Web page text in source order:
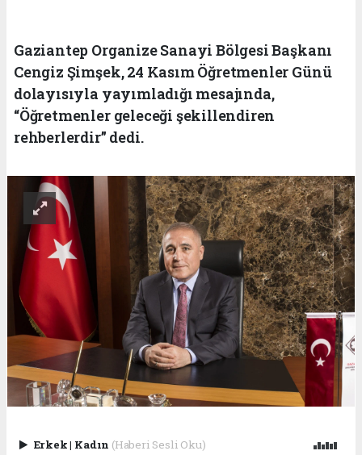
Gaziantep Organize Sanayi Bölgesi Başkanı
Cengiz Şimşek, 24 Kasım Öğretmenler Günü
dolayısıyla yayımladığı mesajında,
“Öğretmenler geleceği şekillendiren
rehberlerdir” dedi.
Erkek| Kadın (Haberi Sesli Oku)